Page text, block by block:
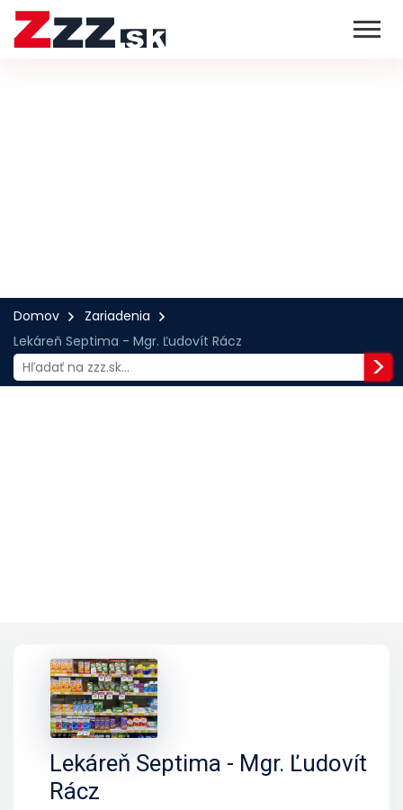
Domov
Zariadenia
Lekáreň Septima - Mgr. Ľudovít Rácz
Lekáreň Septima - Mgr. Ľudovít
Rácz